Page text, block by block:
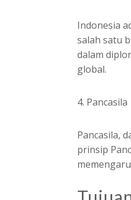
Indonesia
salah satu
dalam
global.
4. Pancasila
Pancasila,
prinsip